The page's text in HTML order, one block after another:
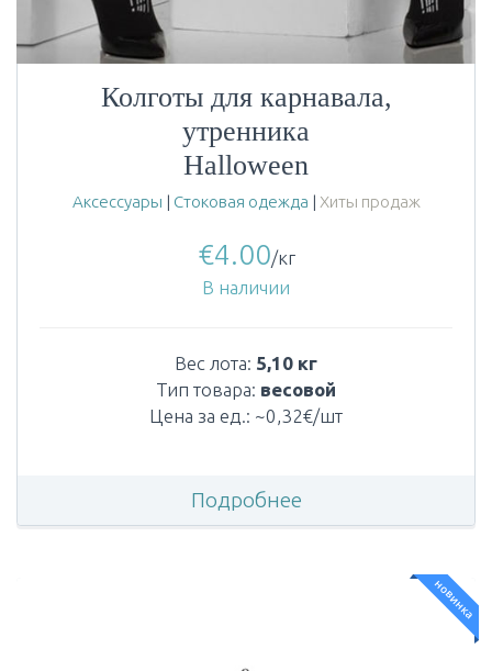
Колготы для карнавала,
утренника
Halloween
Аксессуары | Стоковая одежда | Хиты продаж
€4.00/кг
В наличии
Вес лота: 5,10 кг
Тип товара: весовой
Цена за ед.: ~0,32€/шт
Подробнее
новинка